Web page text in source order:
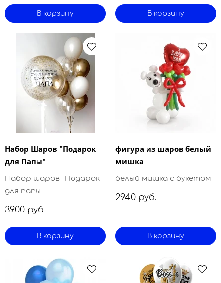
В корзину В корзину
Набор Шаров "Подарок
для Папы"
Набор шаров- Подарок
для папы
3900 руб.
В корзину
фигура из шаров белый
мишка
белый мишка с букетом
2940 руб.
В корзину